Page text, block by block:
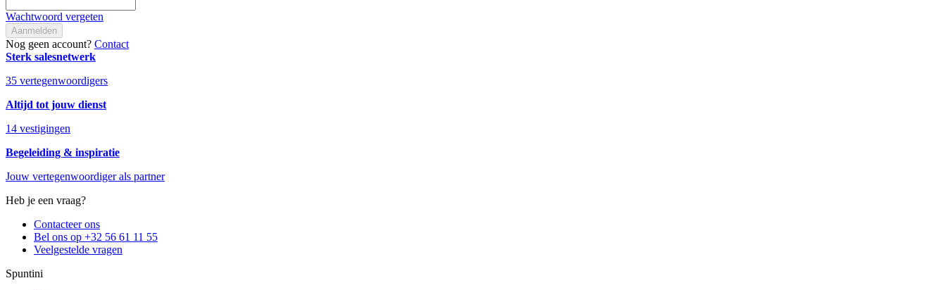
Wachtwoord vergeten
Aanmelden
Nog geen account? Contact
Sterk salesnetwerk
35 vertegenwoordigers
Altijd tot jouw dienst
14 vestigingen
Begeleiding & inspiratie
Jouw vertegenwoordiger als partner
Heb je een vraag?
Contacteer ons
Bel ons op +32 56 61 11 55
Veelgestelde vragen
Spuntini